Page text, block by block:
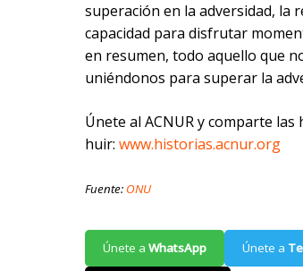
superación en la adversidad, la
capacidad para disfrutar
en resumen, todo aquello que
uniéndonos para superar la
Únete al ACNUR y comparte
huir: www.historias.acnur.org
Fuente: ONU
Únete a WhatsApp Únete a